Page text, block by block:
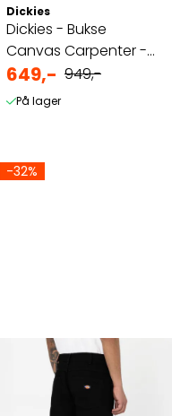
Dickies
Dickies - Bukse
Canvas Carpenter -
Sort
649,- 949,-
På lager
-32%